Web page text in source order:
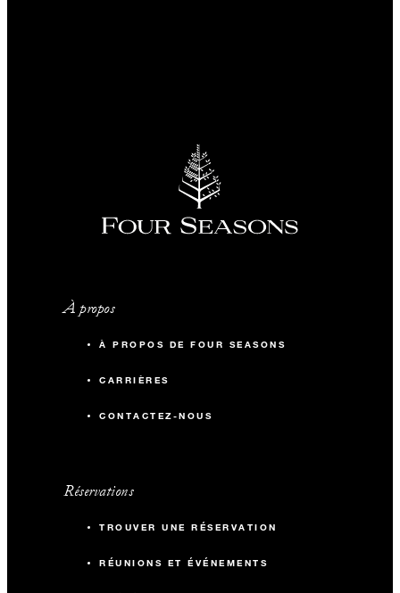
À propos
À PROPOS DE FOUR SEASONS
CARRIÈRES
CONTACTEZ-NOUS
Réservations
TROUVER UNE RÉSERVATION
RÉUNIONS ET ÉVÉNEMENTS